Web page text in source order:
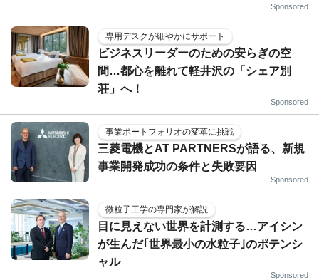
Sponsored
専用デスクが細やかにサポート
ビジネスリーダーのための安らぎの空
間…都心を離れて軽井沢の「シェア別
荘」へ！
Sponsored
事業ポートフォリオの変革に挑戦
三菱電機とAT PARTNERSが語る、新規
事業開発成功の条件と失敗要因
Sponsored
微粒子工学の専門家が解説
目に見えない世界を計測する…アイシン
が生んだ｢世界最小の水粒子｣のポテンシ
ャル
Sponsored